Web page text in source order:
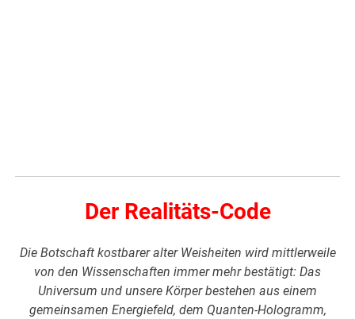
Der Realitäts-Code
Die Botschaft kostbarer alter Weisheiten wird mittlerweile
von den Wissenschaften immer mehr bestätigt: Das
Universum und unsere Körper bestehen aus einem
gemeinsamen Energiefeld, dem Quanten-Hologramm,